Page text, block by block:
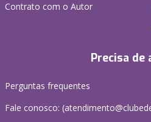
Contrato com o Autor
Precisa de
Perguntas frequentes
Fale conosco: